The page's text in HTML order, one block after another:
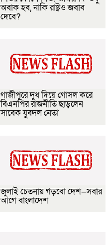
অবাক হব, নাকি রাষ্ট্রও জবাব
দেবে?
গাজীপুরে দুধ দিয়ে গোসল করে
বিএনপির রাজনীতি ছাড়লেন
সাবেক যুবদল নেতা
জুলাই চেতনায় গড়বো দেশ—সবার
আগে বাংলাদেশ